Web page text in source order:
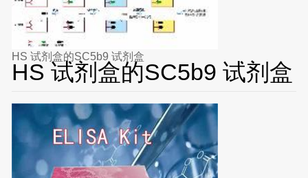
HS 试剂盒的SC5b9 试剂盒
HS 试剂盒的SC5b9 试剂盒